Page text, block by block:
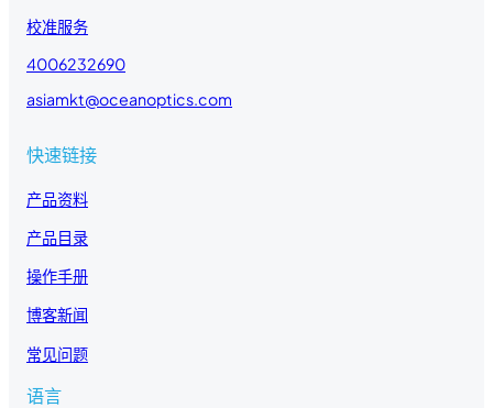
校准服务
4006232690
asiamkt@oceanoptics.com
快速链接
产品资料
产品目录
操作手册
博客新闻
常见问题
语言